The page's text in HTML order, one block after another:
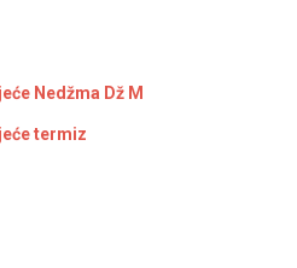
Nedžma Dž M
termiz